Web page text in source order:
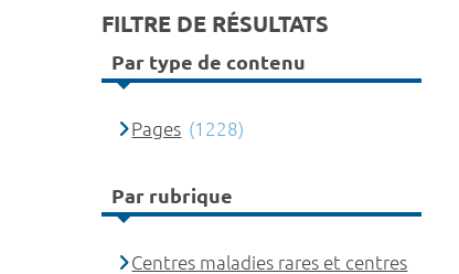
FILTRE DE RÉSULTATS
Par type de contenu
Pages (1228)
Par rubrique
Centres maladies rares et centres